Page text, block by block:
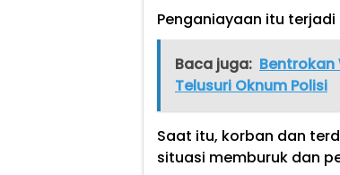
Penganiayaan itu
Baca juga: Bentrokan
Telusuri Oknum Polisi
Saat itu, korban dan
situasi memburuk dan